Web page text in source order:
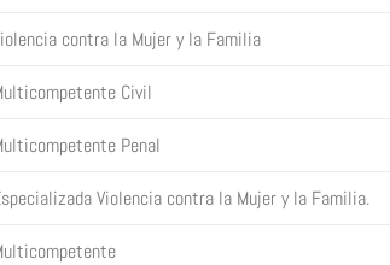
contra la Mujer y la Familia
Civil
Penal
Violencia contra la Mujer y la Familia.